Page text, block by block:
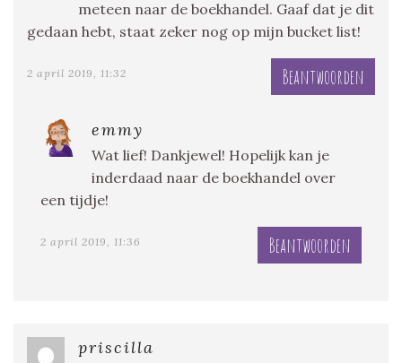
meteen naar de boekhandel. Gaaf dat je dit
gedaan hebt, staat zeker nog op mijn bucket list!
2 april 2019, 11:32 Beantwoorden
emmy
Wat lief! Dankjewel! Hopelijk kan je
inderdaad naar de boekhandel over
een tijdje!
2 april 2019, 11:36 Beantwoorden
priscilla